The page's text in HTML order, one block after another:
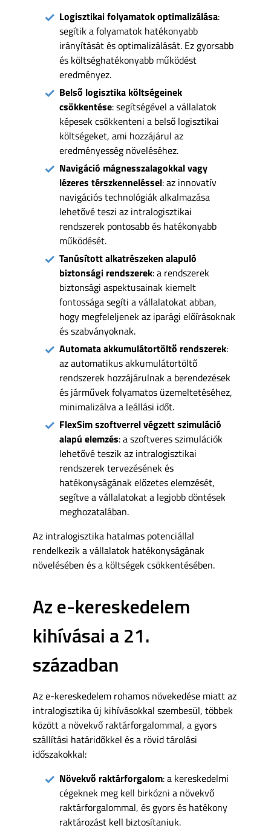
Logisztikai folyamatok optimalizálása:
segítik a folyamatok hatékonyabb
irányítását és optimalizálását. Ez gyorsabb
és költséghatékonyabb működést
eredményez.
Belső logisztika költségeinek
csökkentése: segítségével a vállalatok
képesek csökkenteni a belső logisztikai
költségeket, ami hozzájárul az
eredményesség növeléséhez.
Navigáció mágnesszalagokkal vagy
lézeres térszkenneléssel: az innovatív
navigációs technológiák alkalmazása
lehetővé teszi az intralogisztikai
rendszerek pontosabb és hatékonyabb
működését.
Tanúsított alkatrészeken alapuló
biztonsági rendszerek: a rendszerek
biztonsági aspektusainak kiemelt
fontossága segíti a vállalatokat abban,
hogy megfeleljenek az iparági előírásoknak
és szabványoknak.
Automata akkumulátortöltő rendszerek:
az automatikus akkumulátortöltő
rendszerek hozzájárulnak a berendezések
és járművek folyamatos üzemeltetéséhez,
minimalizálva a leállási időt.
FlexSim szoftverrel végzett szimuláció
alapú elemzés: a szoftveres szimulációk
lehetővé teszik az intralogisztikai
rendszerek tervezésének és
hatékonyságának előzetes elemzését,
segítve a vállalatokat a legjobb döntések
meghozatalában.
Az intralogisztika hatalmas potenciállal
rendelkezik a vállalatok hatékonyságának
növelésében és a költségek csökkentésében.
Az e-kereskedelem
kihívásai a 21.
században
Az e-kereskedelem rohamos növekedése miatt az
intralogisztika új kihívásokkal szembesül, többek
között a növekvő raktárforgalommal, a gyors
szállítási határidőkkel és a rövid tárolási
időszakokkal:
Növekvő raktárforgalom: a kereskedelmi
cégeknek meg kell birkózni a növekvő
raktárforgalommal, és gyors és hatékony
raktározást kell biztosítaniuk.